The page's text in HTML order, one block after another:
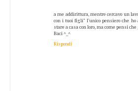
a me addirittura, mentre cercavo un
con i tuoi figli" l'unico pensiero che ho
stare a casa con loro, ma come pensi
Baci ^_^
Rispondi